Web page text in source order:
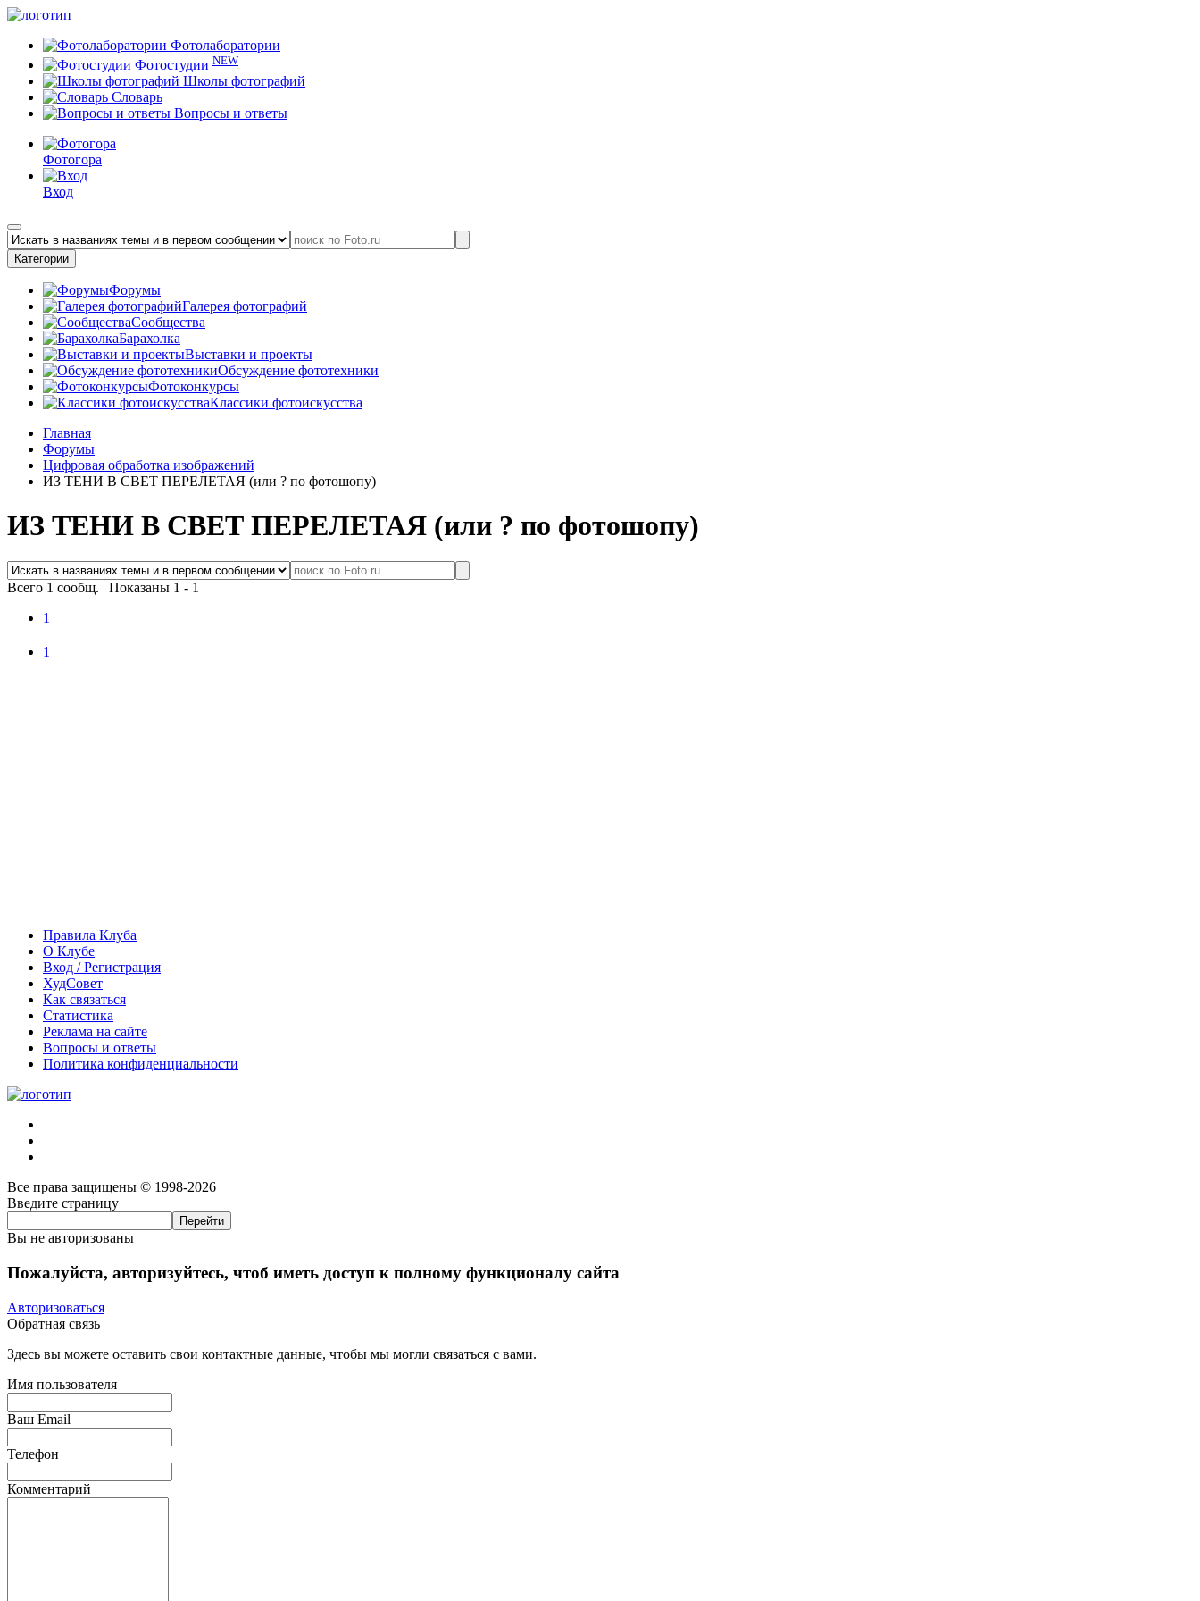
Фотолаборатории
Фотостудии NEW
Школы фотографий
Словарь
Вопросы и ответы
Фотогора
Вход
Категории
Форумы
Галерея фотографий
Сообщества
Барахолка
Выставки и проекты
Обсуждение фототехники
Фотоконкурсы
Классики фотоискусства
Главная
Форумы
Цифровая обработка изображений
ИЗ ТЕНИ В СВЕТ ПЕРЕЛЕТАЯ (или ? по фотошопу)
ИЗ ТЕНИ В СВЕТ ПЕРЕЛЕТАЯ (или ? по фотошопу)
Всего 1 сообщ. | Показаны 1 - 1
1
1
Правила Клуба
О Клубе
Вход / Регистрация
ХудСовет
Как связаться
Статистика
Реклама на сайте
Вопросы и ответы
Политика конфиденциальности
Все права защищены © 1998-2026
Введите страницу
Вы не авторизованы
Пожалуйста, авторизуйтесь, чтоб иметь доступ к полному функционалу сайта
Авторизоваться
Обратная связь
Здесь вы можете оставить свои контактные данные, чтобы мы могли связаться с вами.
Имя пользователя
Ваш Email
Телефон
Комментарий